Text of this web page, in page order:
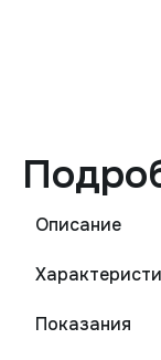
Описание
Показания